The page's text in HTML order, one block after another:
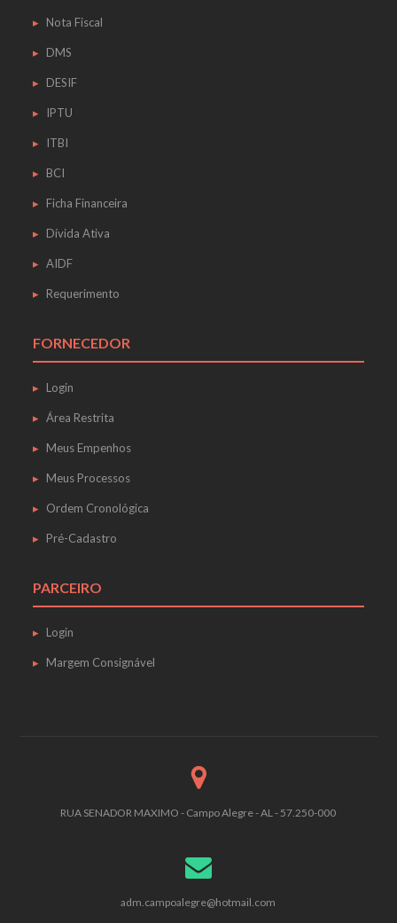
Nota Fiscal
DMS
DESIF
IPTU
ITBI
BCI
Ficha Financeira
Dívida Ativa
AIDF
Requerimento
FORNECEDOR
Login
Área Restrita
Meus Empenhos
Meus Processos
Ordem Cronológica
Pré-Cadastro
PARCEIRO
Login
Margem Consignável
RUA SENADOR MAXIMO - Campo Alegre - AL - 57.250-000
adm.campoalegre@hotmail.com